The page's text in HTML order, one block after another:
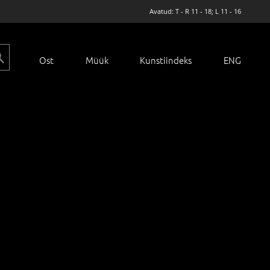
Avatud: T - R 11 - 18; L 11 - 16
Ost Müük Kunstiindeks ENG